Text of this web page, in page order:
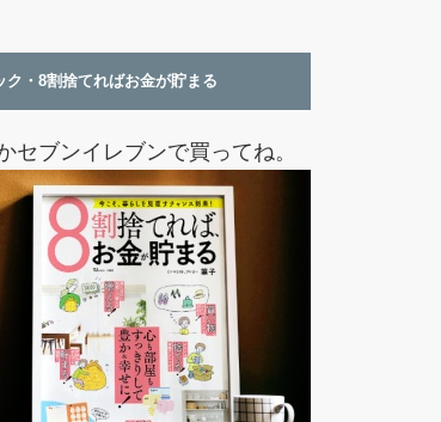
ク・8割捨てればお金が貯まる
セブンイレブンで買ってね。